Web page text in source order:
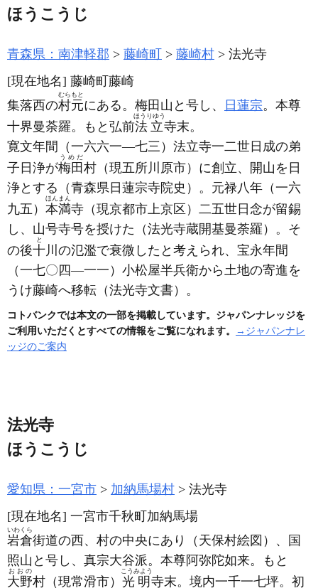
ほうこうじ
青森県：南津軽郡 藤崎町 藤崎村
法光寺
[現在地名] 藤崎町藤崎
集落西の村元
むらもと
にある。梅田山と号し、 日蓮宗。本尊
十界曼荼羅。もと弘前法立
ほうりゆう
寺末。
寛文年間 （一六六一―七三） 法立寺一二世日成の弟
子日浄が梅田
うめだ
村 （現五所川原市） に創立、開山を日
浄とする （青森県日蓮宗寺院史） 。元禄八年 （一六
九五） 本満
ほんまん
寺 （現京都市上京区） 二五世日念が留錫
し、山号寺号を授けた （法光寺蔵開基曼荼羅） 。そ
の後十
と
川の氾濫で衰微したと考えられ、宝永年間
（一七〇四―一一） 小松屋半兵衛から土地の寄進を
うけ藤崎へ移転 （法光寺文書） 。
コトバンクでは本文の一部を掲載しています。ジャパンナレッジを
ご利用いただくとすべての情報をご覧になれます。
→ジャパンナレ
ッジのご案内
法光寺
ほうこうじ
愛知県：一宮市 加納馬場村
法光寺
[現在地名] 一宮市千秋町加納馬場
岩倉
いわくら
街道の西、村の中央にあり （天保村絵図） 、国
照山と号し、真宗大谷派。本尊阿弥陀如来。もと
大野
おおの
村 （現常滑市） 光明
こうみよう
寺末。境内一千一七坪。初